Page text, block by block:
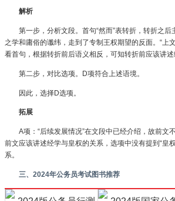
解析
第一步，分析文段。首句“然而”表转折，转折之
之学和庸俗的谶纬，走到了专制王权期望的反面。“上
看首句，根据转折前后语义相反，可知转折前应该讲述
第二步，对比选项。D项符合上述语境。
因此，选择D选项。
拓展
A项：“后续发展情况”在文段中已经介绍，故前文
前文应该讲述经学与皇权的关系，选项中没有提到“皇
系。
三、2024年公务员考试图书推荐